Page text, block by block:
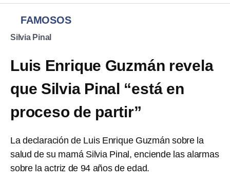
FAMOSOS
Silvia Pinal
Luis Enrique Guzmán revela
que Silvia Pinal “está en
proceso de partir”
La declaración de Luis Enrique Guzmán sobre la
salud de su mamá Silvia Pinal, enciende las alarmas
sobre la actriz de 94 años de edad.